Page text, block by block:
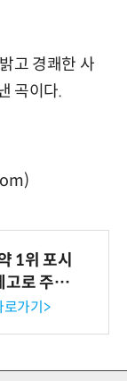
고 경쾌한 사
곡이다.
1위 포시
고로 주주
시가기>